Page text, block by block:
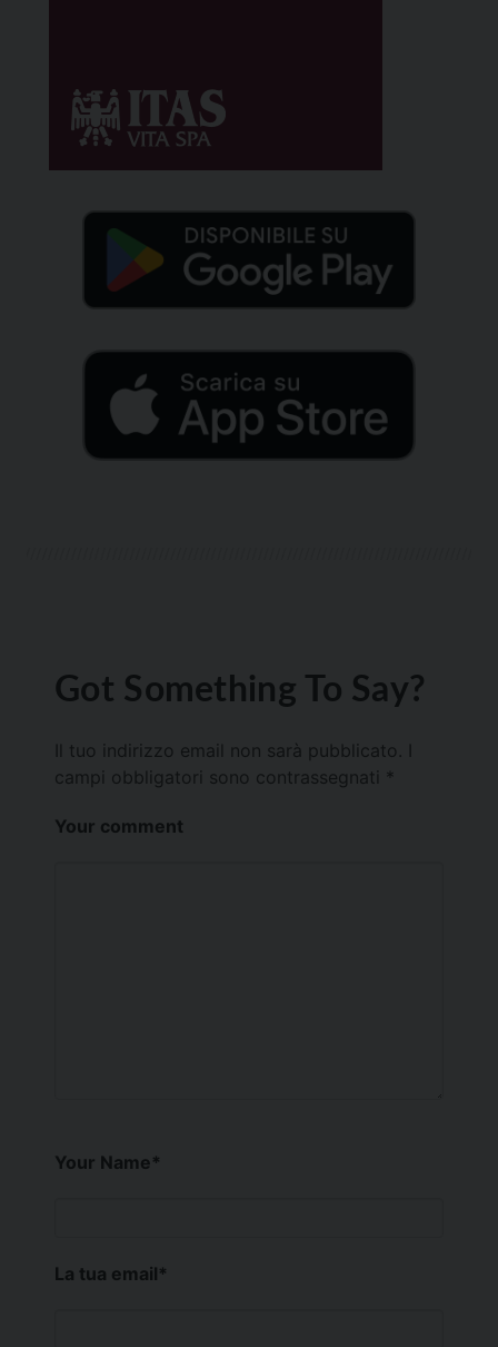
Got Something To Say?
Il tuo indirizzo email non sarà pubblicato.
campi obbligatori sono contrassegnati *
Your comment
Your Name*
La tua email*